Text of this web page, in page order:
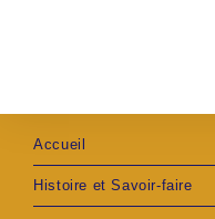
Accueil
Histoire et Savoir-faire